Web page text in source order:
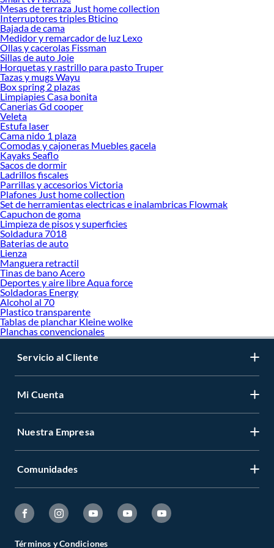
Herramientas, materiales y accesorios de calidad para tus proyectos y
renovación de espacios. ¡Visítanos y descubre todo lo que tenemos para
ofrecerte!
Encuentra una amplia variedad de productos de Hornos Empotrables en
Sodimac. Encuentra todo lo necesario para tus proyectos de renovación y
decoración. ¡Visítanos y haz tus ideas realidad!
Mesas de terraza Just home collection
Interruptores triples Bticino
Bajada de cama
Medidor y remarcador de luz Lexo
Ollas y cacerolas Fissman
Sillas de auto Joie
Horquetas y rastrillo para pasto Truper
Tazas y mugs Wayu
Box spring 2 plazas
Limpiapies Casa bonita
Canerias Gd cooper
Veleta
Estufa laser
Cama nido 1 plaza
Comodas y cajoneras Muebles gacela
Kayaks Seaflo
Sacos de dormir
Ladrillos fiscales
Parrillas y accesorios Victoria
Plafones Just home collection
Set de herramientas electricas e inalambricas Flowmak
Capuchon de goma
Limpieza de pisos y superficies
Soldadura 7018
Baterias de auto
Lienza
Manguera retractil
Tinas de bano Acero
Deportes y aire libre Aqua force
Soldadoras Energy
Alcohol al 70
Plastico transparente
Tablas de planchar Kleine wolke
Planchas convencionales
Servicio al Cliente
Mi Cuenta
Nuestra Empresa
Comunidades
Términos y Condiciones